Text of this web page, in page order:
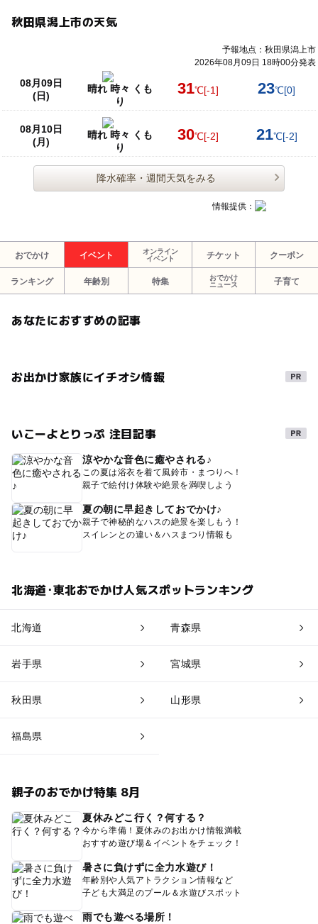
秋田県潟上市の天気
予報地点：秋田県潟上市
2026年08月09日 18時00分発表
08月09日
(日)
晴れ 時々 くも
り
31℃[-1] 23℃[0]
08月10日
(月)
晴れ 時々 くも
り
30℃[-2] 21℃[-2]
降水確率・週間天気をみる
情報提供：
おでかけ イベント
オンライン
イベント
チケット クーポン
ランキング 年齢別 特集
おでかけ
ニュース
子育て
あなたにおすすめの記事
お出かけ家族にイチオシ情報
いこーよとりっぷ 注目記事
涼やかな音色に癒やされる♪
この夏は浴衣を着て風鈴市・まつりへ！
親子で絵付け体験や絶景を満喫しよう
夏の朝に早起きしておでかけ♪
親子で神秘的なハスの絶景を楽しもう！
スイレンとの違い＆ハスまつり情報も
北海道･東北おでかけ人気スポットランキング
北海道 青森県
岩手県 宮城県
秋田県 山形県
福島県
親子のおでかけ特集 8月
夏休みどこ行く？何する？
今から準備！夏休みのお出かけ情報満載
おすすめ遊び場＆イベントをチェック！
暑さに負けずに全力水遊び！
年齢別や人気アトラクション情報など
子ども大満足のプール＆水遊びスポット
雨でも遊べる場所！